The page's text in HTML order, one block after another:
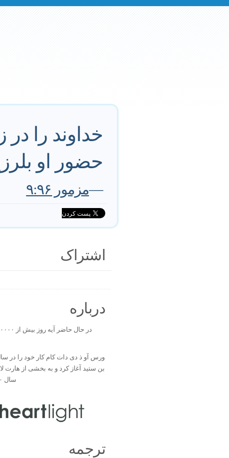
خداوند را
حضور او
—مزمور ۹:۹۶
اشتراک
درباره
بن ستید آغاز کرد و به بخشی از هارت
سال ۲۰۰۰ تبدیل شد.
ترجمه